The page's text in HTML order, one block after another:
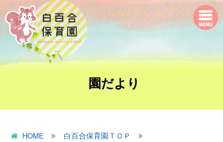
園だより
HOME
白百合保育園ＴＯＰ